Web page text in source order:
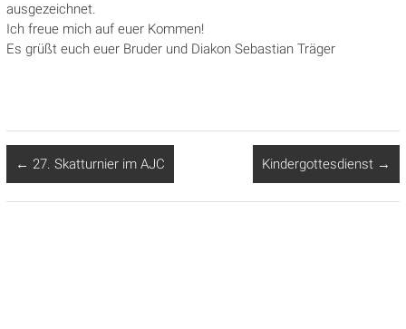
ausgezeichnet.
Ich freue mich auf euer Kommen!
Es grüßt euch euer Bruder und Diakon Sebastian Träger
← 27. Skatturnier im AJC Kindergottesdienst →